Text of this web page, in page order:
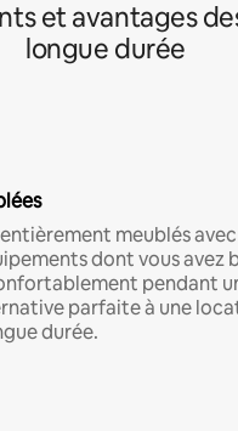
et avantages
longue durée
meublés
dont vous avez
pendant
parfaite à une
durée.